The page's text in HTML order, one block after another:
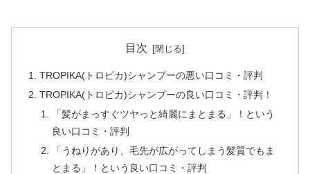
目次
TROPIKA(トロピカ)シャンプーの悪い口コミ・評判
TROPIKA(トロピカ)シャンプーの良い口コミ・評判！
「髪がまっすぐツヤっと綺麗にまとまる」！という
良い口コミ・評判
「うねりがあり、毛先が広がってしまう髪質でもま
とまる」！という良い口コミ・評判